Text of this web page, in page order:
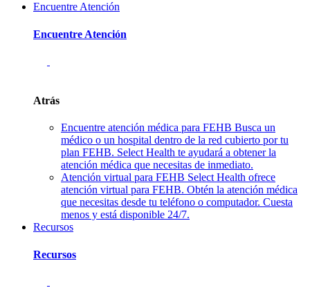
Encuentre Atención
Encuentre Atención
Atrás
Encuentre atención médica para FEHB Busca un
médico o un hospital dentro de la red cubierto por tu
plan FEHB. Select Health te ayudará a obtener la
atención médica que necesitas de inmediato.
Atención virtual para FEHB Select Health ofrece
atención virtual para FEHB. Obtén la atención médica
que necesitas desde tu teléfono o computador. Cuesta
menos y está disponible 24/7.
Recursos
Recursos